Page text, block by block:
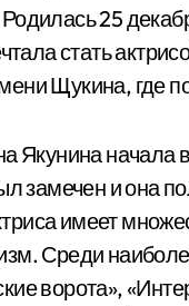
25
стать
Щукина, где
Якунина
замечен и она
имеет
Среди
ворота»,